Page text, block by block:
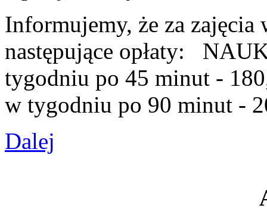
Informujemy, że za
następujące opłaty:
tygodniu po 45 minut -
w tygodniu po 90 minut -
Dalej